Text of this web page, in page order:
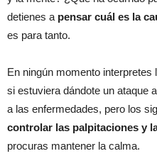
detienes a pensar cuál es la
es para tanto.
En ningún momento
si estuviera dándote un ataque
a las enfermedades, pero los
controlar las palpitaciones y
procuras mantener la calma.